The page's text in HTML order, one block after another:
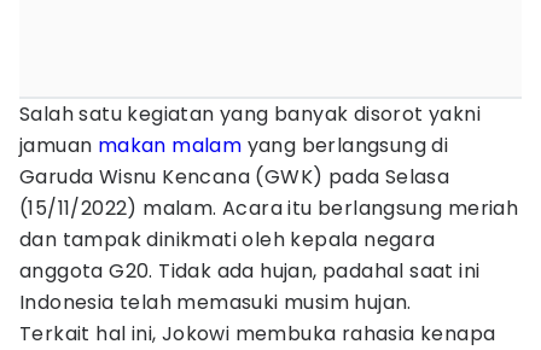
Salah satu kegiatan yang banyak disorot yakni
jamuan makan malam yang berlangsung di
Garuda Wisnu Kencana (GWK) pada Selasa
(15/11/2022) malam. Acara itu berlangsung meriah
dan tampak dinikmati oleh kepala negara
anggota G20. Tidak ada hujan, padahal saat ini
Indonesia telah memasuki musim hujan.
Terkait hal ini, Jokowi membuka rahasia kenapa